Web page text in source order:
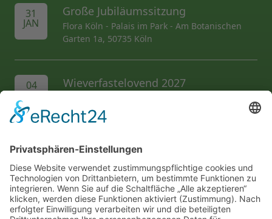
AL folgen...
Wir unterstützen die...
31
JAN
Große Jubiläumssitzung
Flora Köln - Palais im Park - Am Botanischen
Garten 1a, 50735 Köln
04
FEB
Wieverfastelovend 2027